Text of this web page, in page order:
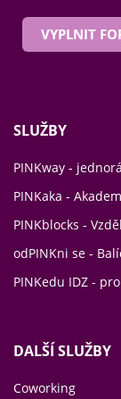
VYPLNIT
SLUŽBY
PINKway -
PINKaka -
PINKblocks -
odPINKni se -
PINKedu IDZ -
DALŠÍ SLUŽBY
Coworking